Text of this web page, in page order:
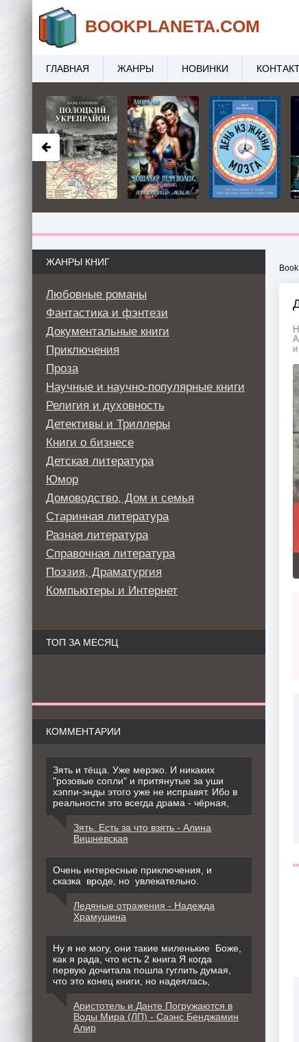
ЖАНРЫ КНИГ
Любовные романы
Фантастика и фэнтези
Документальные книги
Приключения
Проза
Научные и научно-популярные книги
Религия и духовность
Детективы и Триллеры
Книги о бизнесе
Детская литература
Юмор
Домоводство, Дом и семья
Старинная литература
Разная литература
Справочная литература
Поэзия, Драматургия
Компьютеры и Интернет
ТОП ЗА МЕСЯЦ
КОММЕНТАРИИ
Зять и тёща. Уже мерзко. И никаких
"розовые сопли" и притянутые за уши
хэппи-энды этого уже не исправят. Ибо в
реальности это всегда драма - чёрная,
Зять. Есть за что взять - Алина
Вишневская
Очень интересные приключения, и
сказка вроде, но увлекательно.
Ледяные отражения - Надежда
Храмушина
Ну я не могу, они такие миленькие Боже,
как я рада, что есть 2 книга Я когда
первую дочитала пошла гуглить думая,
что это конец книги, но надеялась,
Аристотель и Данте Погружаются в
Воды Мира (ЛП) - Саэнс Бенджамин
Алир
BOOKPLANETA.COM
ГЛАВНАЯ ЖАНРЫ НОВИНКИ